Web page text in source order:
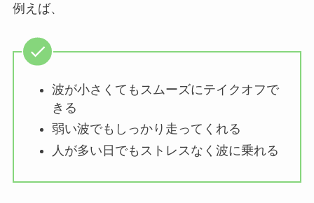
例えば、
波が小さくてもスムーズにテイクオフで
きる
弱い波でもしっかり走ってくれる
人が多い日でもストレスなく波に乗れる